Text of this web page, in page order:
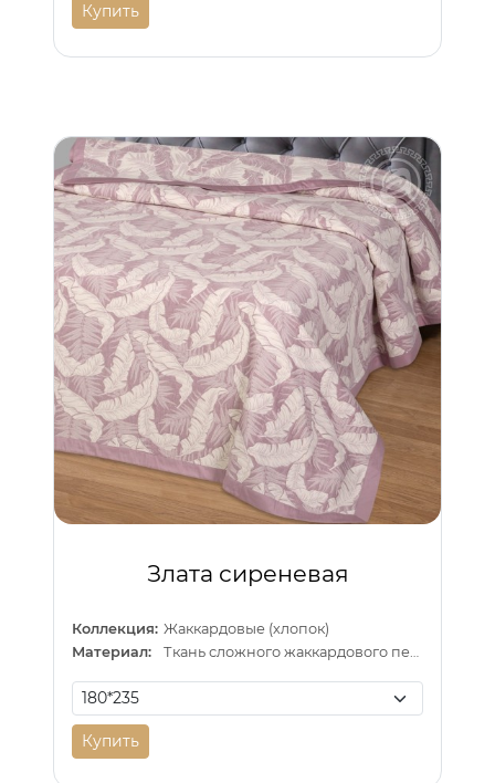
Купить
Злата сиреневая
Коллекция: Жаккардовые (хлопок)
Материал:
Ткань сложного жаккардового переплетения внутри п/э нитка
Купить